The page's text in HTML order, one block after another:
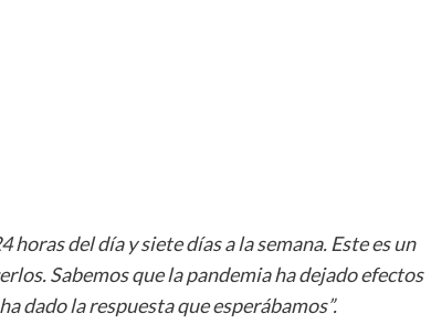
del día y siete días a la semana. Este es un
Sabemos que la pandemia ha dejado efectos
dado la respuesta que esperábamos”.